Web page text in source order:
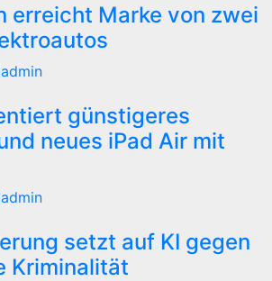
erreicht Marke von zwei
admin
günstigeres
neues iPad Air mit
admin
setzt auf KI gegen
Kriminalität